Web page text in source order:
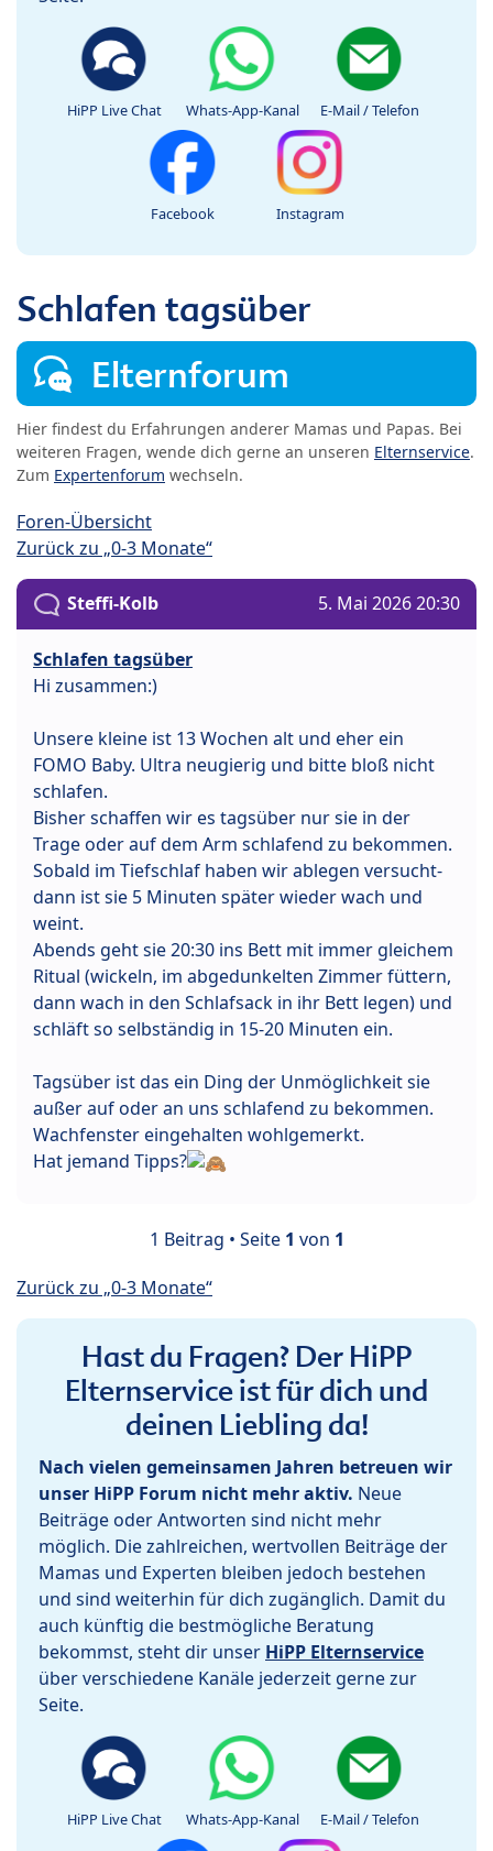
HiPP Live Chat Whats-App-Kanal E-Mail / Telefon
Facebook Instagram
Schlafen tagsüber
Elternforum
Hier findest du Erfahrungen anderer Mamas und Papas. Bei
weiteren Fragen, wende dich gerne an unseren Elternservice.
Zum Expertenforum wechseln.
Foren-Übersicht
Zurück zu „0-3 Monate“
Steffi-Kolb 5. Mai 2026 20:30
Schlafen tagsüber
Hi zusammen:)
Unsere kleine ist 13 Wochen alt und eher ein
FOMO Baby. Ultra neugierig und bitte bloß nicht
schlafen.
Bisher schaffen wir es tagsüber nur sie in der
Trage oder auf dem Arm schlafend zu bekommen.
Sobald im Tiefschlaf haben wir ablegen versucht-
dann ist sie 5 Minuten später wieder wach und
weint.
Abends geht sie 20:30 ins Bett mit immer gleichem
Ritual (wickeln, im abgedunkelten Zimmer füttern,
dann wach in den Schlafsack in ihr Bett legen) und
schläft so selbständig in 15-20 Minuten ein.
Tagsüber ist das ein Ding der Unmöglichkeit sie
außer auf oder an uns schlafend zu bekommen.
Wachfenster eingehalten wohlgemerkt.
Hat jemand Tipps?
1 Beitrag • Seite 1 von 1
Zurück zu „0-3 Monate“
Hast du Fragen? Der HiPP
Elternservice ist für dich und
deinen Liebling da!
Nach vielen gemeinsamen Jahren betreuen wir
unser HiPP Forum nicht mehr aktiv. Neue
Beiträge oder Antworten sind nicht mehr
möglich. Die zahlreichen, wertvollen Beiträge der
Mamas und Experten bleiben jedoch bestehen
und sind weiterhin für dich zugänglich. Damit du
auch künftig die bestmögliche Beratung
bekommst, steht dir unser HiPP Elternservice
über verschiedene Kanäle jederzeit gerne zur
Seite.
HiPP Live Chat Whats-App-Kanal E-Mail / Telefon